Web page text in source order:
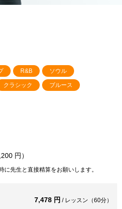
R&B ソウル
クラシック ブルース
円）
先生と直接精算をお願いします。
7,478 円 / レッスン（60分）